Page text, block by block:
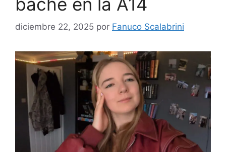
diciembre 22, 2025 por Fanuco Scalabrini